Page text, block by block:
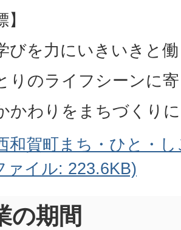
びを力にいきいきと
りのライフシーンに
かわりをまちづくりに
和賀町まち・ひと・
ァイル: 223.6KB)
の期間